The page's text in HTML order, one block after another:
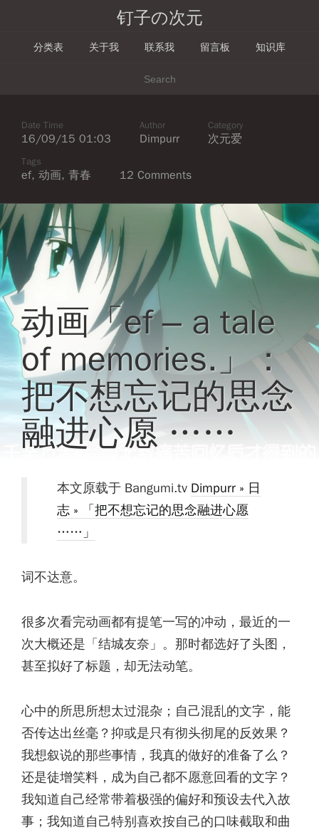
钉子の次元
分类表 关于我 联系我 留言板 知识库
Date Time
16/09/15 01:03
Author
Dimpurr
Category
次元爱
Tags
ef, 动画, 青春 12 Comments
动画「ef – a tale
of memories.」：
把不想忘记的思念
融进心愿 ……
本文原载于 Bangumi.tv Dimpurr » 日
志 » 「把不想忘记的思念融进心愿
……」
词不达意。
很多次看完动画都有提笔一写的冲动，最近的一
次大概还是「结城友奈」。那时都选好了头图，
甚至拟好了标题，却无法动笔。
心中的所思所想太过混杂；自己混乱的文字，能
否传达出丝毫？抑或是只有彻头彻尾的反效果？
我想叙说的那些事情，我真的做好的准备了么？
还是徒增笑料，成为自己都不愿意回看的文字？
我知道自己经常带着极强的偏好和预设去代入故
事；我知道自己特别喜欢按自己的口味截取和曲